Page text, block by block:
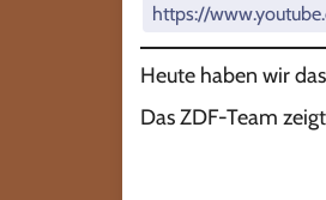
https://
Heute haben wir
Das ZDF-Team